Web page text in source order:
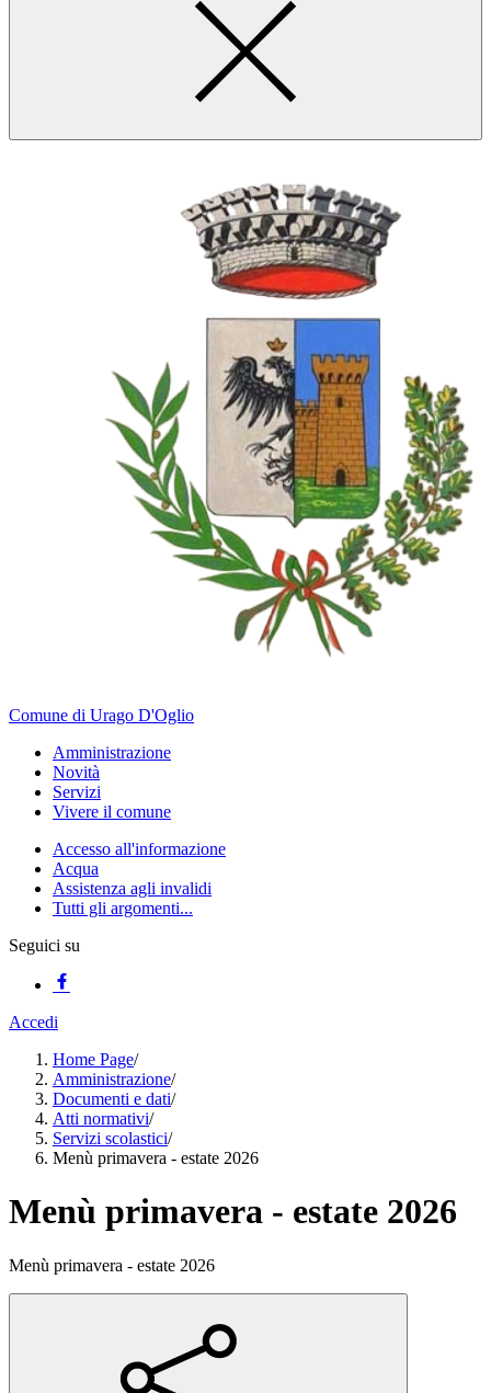
Comune di Urago D'Oglio
Amministrazione
Novità
Servizi
Vivere il comune
Accesso all'informazione
Acqua
Assistenza agli invalidi
Tutti gli argomenti...
Seguici su
Accedi
Home Page/
Amministrazione/
Documenti e dati/
Atti normativi/
Servizi scolastici/
Menù primavera - estate 2026
Menù primavera - estate 2026
Menù primavera - estate 2026